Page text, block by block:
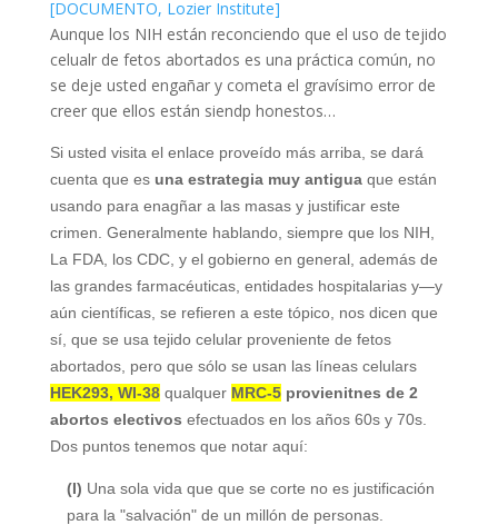
[DOCUMENTO, Lozier Institute]
Aunque los NIH están reconciendo que el uso de tejido
celualr de fetos abortados es una práctica común, no
se deje usted engañar y cometa el gravísimo error de
creer que ellos están siendp honestos…
Si usted visita el enlace proveído más arriba, se dará
cuenta que esuna estrategia muy antiguaque están
usando para enagñar a las masas y justificar este
crimen. Generalmente hablando, siempre que los NIH,
La FDA, los CDC, y el gobierno en general, además de
las grandes farmacéuticas, entidades hospitalarias y—y
aún científicas, se refieren a este tópico, nos dicen que
sí, que se usa tejido celular proveniente de fetos
abortados, pero que sólo se usan las líneas celulars
HEK293, WI-38qualquer MRC-5 provienitnes de 2
abortos electivos efectuados en los años 60s y 70s.
Dos puntos tenemos que notar aquí:
(I) Una sola vida que que se corte no es justificación
para la "salvación" de un millón de personas.